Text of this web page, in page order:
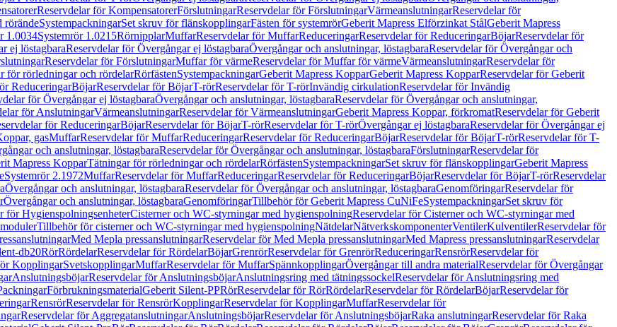
Reservdelar för KompensatorerFörslutningarReservdelar för FörslutningarVärmeanslutningarReservdelar för
rörändeSystempackningarSet skruv för flänskopplingarFästen för systemrörGeberit Mapress Elförzinkat StålGeberit Mapress
1.0034Systemrör 1.0215RörnipplarMuffarReservdelar för MuffarReduceringarReservdelar för ReduceringarBöjarReservdelar för
ej löstagbaraReservdelar för Övergångar ej löstagbaraÖvergångar och anslutningar, löstagbaraReservdelar för Övergångar och
Reservdelar för FörslutningarMuffar för värmeReservdelar för Muffar för värmeVärmeanslutningarReservdelar för
för rörledningar och rördelarRörfästenSystempackningarGeberit Mapress KopparGeberit Mapress KopparReservdelar för Geberit
ReduceringarBöjarReservdelar för BöjarT-rörReservdelar för T-rörInvändig cirkulationReservdelar för Invändig
för Övergångar ej löstagbaraÖvergångar och anslutningar, löstagbaraReservdelar för Övergångar och anslutningar,
för AnslutningarVärmeanslutningarReservdelar för VärmeanslutningarGeberit Mapress Koppar, förkromatReservdelar för Geberit
för ReduceringarBöjarReservdelar för BöjarT-rörReservdelar för T-rörÖvergångar ej löstagbaraReservdelar för Övergångar ej
gasMuffarReservdelar för MuffarReduceringarReservdelar för ReduceringarBöjarReservdelar för BöjarT-rörReservdelar för T-
och anslutningar, löstagbaraReservdelar för Övergångar och anslutningar, löstagbaraFörslutningarReservdelar för
Mapress KopparTätningar för rörledningar och rördelarRörfästenSystempackningarSet skruv för flänskopplingarGeberit Mapress
Systemrör 2.1972MuffarReservdelar för MuffarReduceringarReservdelar för ReduceringarBöjarReservdelar för BöjarT-rörReservdelar
Övergångar och anslutningar, löstagbaraReservdelar för Övergångar och anslutningar, löstagbaraGenomföringarReservdelar för
Övergångar och anslutningar, löstagbaraGenomföringarTillbehör för Geberit Mapress CuNiFeSystempackningarSet skruv för
för HygienspolningsenheterCisterner och WC-styrningar med hygienspolningReservdelar för Cisterner och WC-styrningar med
Tillbehör för cisterner och WC-styrningar med hygienspolningNätdelarNätverkskomponenterVentilerKulventilerReservdelar för
Med Mepla pressanslutningarReservdelar för Med Mepla pressanslutningarMed Mapress pressanslutningarReservdelar
db20RörRördelarReservdelar för RördelarBöjarGrenrörReservdelar för GrenrörReduceringarRensrörReservdelar för
KopplingarSvetskopplingarMuffarReservdelar för MuffarSpännkopplingarÖvergångar till andra materialReservdelar för Övergångar
AnslutningsböjarReservdelar för AnslutningsböjarAnslutningsring med tätningssockelReservdelar för Anslutningsring med
FörbrukningsmaterialGeberit Silent-PPRörReservdelar för RörRördelarReservdelar för RördelarBöjarReservdelar för
RensrörReservdelar för RensrörKopplingarReservdelar för KopplingarMuffarReservdelar för
Reservdelar för AggregatanslutningarAnslutningsböjarReservdelar för AnslutningsböjarRaka anslutningarReservdelar för Raka